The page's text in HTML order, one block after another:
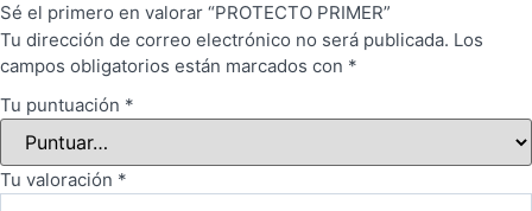
Sé el primero en valorar “PROTECTO PRIMER”
Tu dirección de correo electrónico no será publicada. Los
campos obligatorios están marcados con *
Tu puntuación *
Tu valoración *